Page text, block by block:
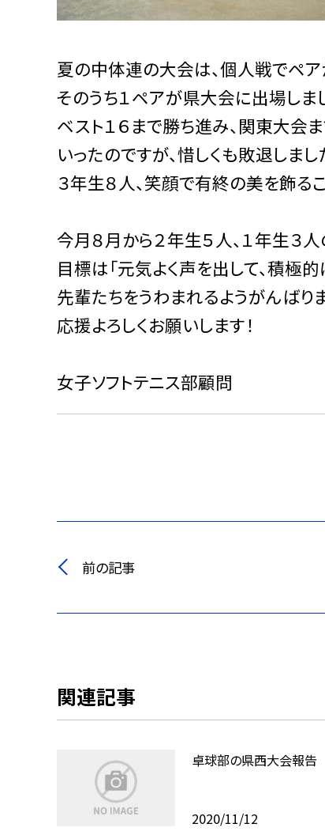
夏の中体連の大会は、個人戦でペ
そのうち１ペアが県大会に出場しま
ベスト１６まで勝ち進み、関東大会
いったのですが、惜しくも敗退しまし
３年生８人、笑顔で有終の美を飾る
今月８月から２年生５人、１年生３人
目標は「元気よく声を出して、積極的
先輩たちをうわまれるようがんばりま
応援よろしくお願いします！
女子ソフトテニス部顧問
前の記事
関連記事
卓球部の県西大会報告
2020/11/12